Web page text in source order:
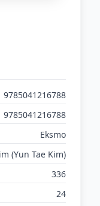
9785041216788
9785041216788
Eksmo
(Yun Tae Kim)
336
24